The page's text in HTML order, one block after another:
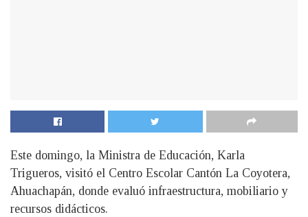
Este domingo, la Ministra de Educación, Karla
Trigueros, visitó el Centro Escolar Cantón La Coyotera,
Ahuachapán, donde evaluó infraestructura, mobiliario y
recursos didácticos.